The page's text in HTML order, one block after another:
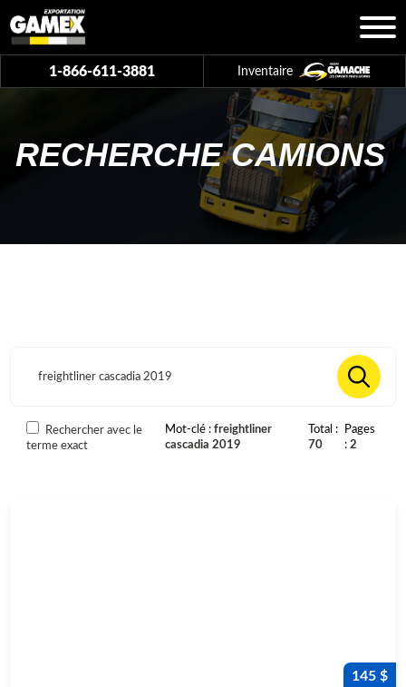
1-866-611-3881 Inventaire
RECHERCHE CAMIONS
Rechercher avec le
terme exact
Mot-clé
freightliner
cascadia 2019
Total
70
Pages
2
145 $